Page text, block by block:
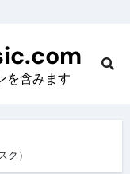
を含みます
）